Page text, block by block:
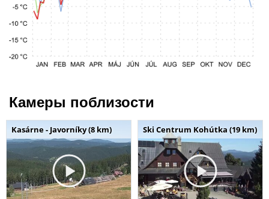
Камеры поблизости
Kasárne - Javorníky (8 km) Ski Centrum Kohútka (19 km)